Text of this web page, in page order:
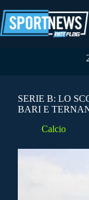
al
contenuto
SERIE B: LO
BARI E
Calcio